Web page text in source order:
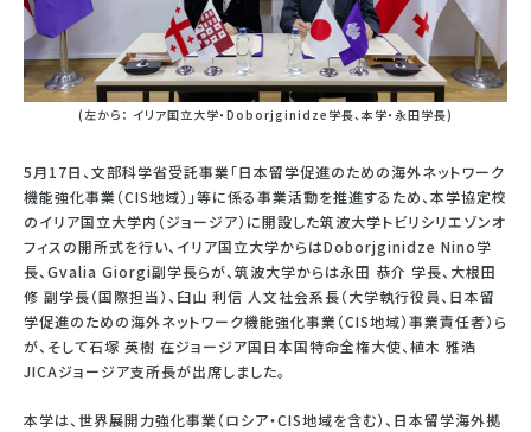
(左から： イリア国立大学・Doborjginidze学長、本学・永田学長)
5月17日、文部科学省受託事業「日本留学促進のための海外ネットワーク
機能強化事業（CIS地域）」等に係る事業活動を推進するため、本学協定校
のイリア国立大学内（ジョージア）に開設した筑波大学トビリシリエゾンオ
フィスの開所式を行い、イリア国立大学からはDoborjginidze Nino学
長、Gvalia Giorgi副学長らが、筑波大学からは永田 恭介 学長、大根田
修 副学長（国際担当）、臼山 利信 人文社会系長（大学執行役員、日本留
学促進のための海外ネットワーク機能強化事業（CIS地域）事業責任者）ら
が、そして石塚 英樹 在ジョージア国日本国特命全権大使、植木 雅浩
JICAジョージア支所長が出席しました。
本学は、世界展開力強化事業（ロシア・CIS地域を含む）、日本留学海外拠